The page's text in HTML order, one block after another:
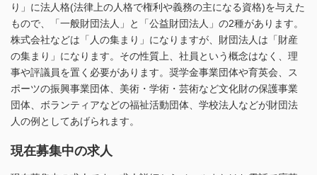
り」に法人格(法律上の人格で権利や義務の主になる資格)を与えた
もので、「一般財団法人」と「公益財団法人」の2種があります。
株式会社などは「人の集まり」になりますが、財団法人は「財産
の集まり」になります。その性質上、社員という概念はなく、理
事や評議員を置く必要があります。奨学金事業団体や育英会、ス
ポーツの振興事業団体、美術・学術・芸術など文化財の保護事業
団体、ボランティアなどの福祉活動団体、学校法人などが財団法
人の例としてあげられます。
現在募集中の求人